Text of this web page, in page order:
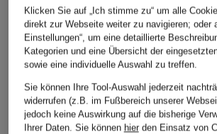
Hemdbluse VL-
BANIS-BRO mit 3/4-
Arm
CHF 209
Ursprünglich:CHF 259
Hemdbluse YARIKA
mit Leinen und 3/4-
Arm
CHF 129
Ursprünglich:CHF 169
Klicken Sie auf „Ich stimme zu“ um alle
direkt zur Webseite weiter zu navigieren; oder
Einstellungen“, um eine detaillierte
Kategorien und eine Übersicht der
sowie eine individuelle Auswahl zu treffen.
Sie können Ihre Tool-Auswahl jederzeit
widerrufen (z.B. im Fußbereich unserer
jedoch keine Auswirkung auf die bisherige
Ihrer Daten. Sie können hierden Einsatz von